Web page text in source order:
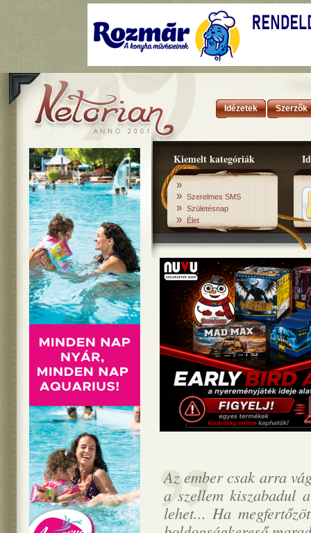
Idézetek Szerzők
Kiemelt kategóriák
»
» Szerelmes SMS
» Születésnap
» Élet
Az ember csak arra
a szellem kiszabadul
lehet... Ha